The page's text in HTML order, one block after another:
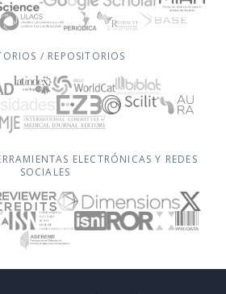
/ REPOSITORIOS
ELECTRÓNICAS Y REDES
SOCIALES